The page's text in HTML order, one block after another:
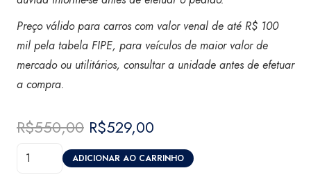
Preço válido para carros com valor venal de até R$ 100
mil pela tabela FIPE, para veículos de maior valor de
mercado ou utilitários, consultar a unidade antes de efetuar
a compra.
R$550,00 O
preço
original
R$529,00
preço
atual
Combo
ADICIONAR AO CARRINHO